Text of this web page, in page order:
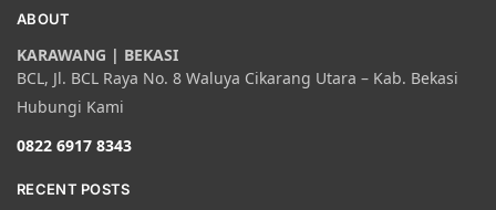
ABOUT
KARAWANG | BEKASI
BCL, Jl. BCL Raya No. 8 Waluya Cikarang Utara – Kab. Bekasi
Hubungi Kami
0822 6917 8343
RECENT POSTS